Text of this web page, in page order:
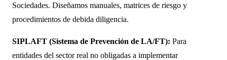
Sociedades. Diseñamos manuales, matrices de riesgo y
procedimientos de debida diligencia.
SIPLAFT (Sistema de Prevención de LA/FT): Para
entidades del sector real no obligadas a implementar